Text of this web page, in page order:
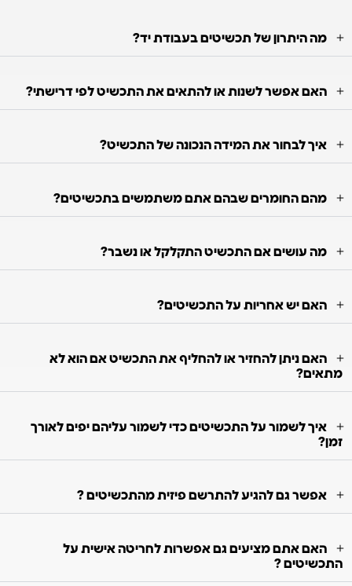
מה היתרון של תכשיטים בעבודת יד?
האם אפשר לשנות או להתאים את התכשיט לפי דרישתי?
איך לבחור את המידה הנכונה של התכשיט?
מהם החומרים שבהם אתם משתמשים בתכשיטים?
מה עושים אם התכשיט התקלקל או נשבר?
האם יש אחריות על התכשיטים?
האם ניתן להחזיר או להחליף את התכשיט אם הוא לא
מתאים?
איך לשמור על התכשיטים כדי לשמור עליהם יפים לאורך
זמן?
אפשר גם להגיע להתרשם פיזית מהתכשיטים ?
האם אתם מציעים גם אפשרות לחריטה אישית על
התכשיטים ?